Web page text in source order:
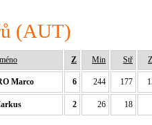
(AUT)
Z Min Stř
Marco 6 244 177
2 26 18